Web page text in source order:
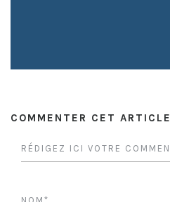
COMMENTER CET ARTICLE